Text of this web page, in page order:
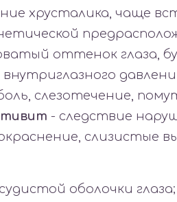
хрусталика, чаще
оттенок глаза,
слезотечение,
- следствие
слизистые
оболочки глаза;